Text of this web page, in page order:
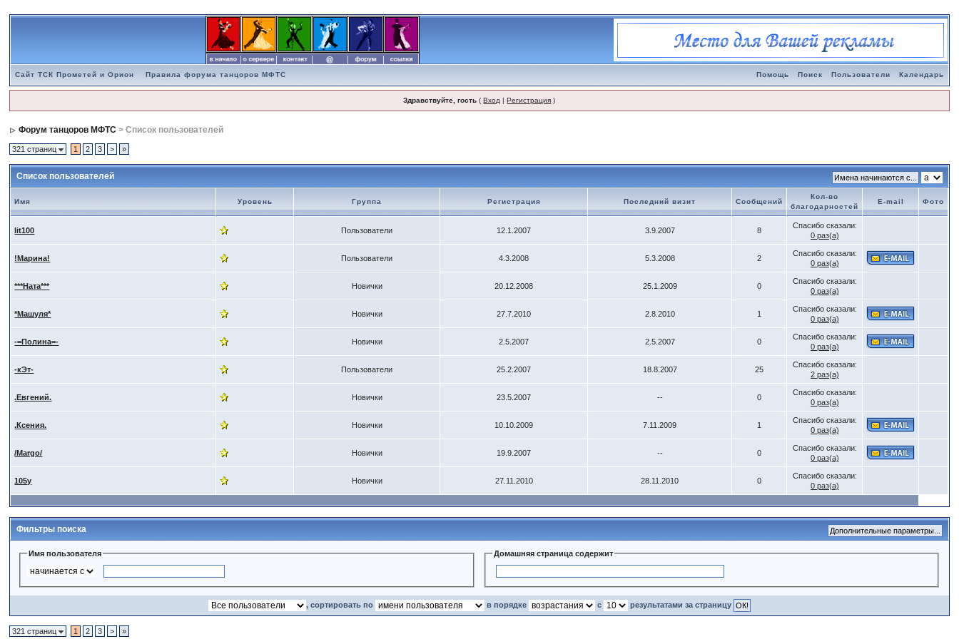
Сайт ТСК Прометей и Орион Правила форума танцоров МФТС Помощь Поиск Пользователи Календарь
Здравствуйте, гость (Вход |Регистрация )
Форум танцоров МФТС > Список пользователей
321 страниц 1 2 3 > »
Список пользователей
Имя Уровень Группа Регистрация Последний визит Сообщений
Кол-во
благодарностей
E-mail Фото
lit100 Пользователи 12.1.2007 3.9.2007 8
Спасибо сказали:
0 раз(а)
!Марина! Пользователи 4.3.2008 5.3.2008 2
Спасибо сказали:
0 раз(а)
***Ната*** Новички 20.12.2008 25.1.2009 0
Спасибо сказали:
0 раз(а)
*Машуля* Новички 27.7.2010 2.8.2010 1
Спасибо сказали:
0 раз(а)
-=Полина=- Новички 2.5.2007 2.5.2007 0
Спасибо сказали:
0 раз(а)
-кЭт- Пользователи 25.2.2007 18.8.2007 25
Спасибо сказали:
2 раз(а)
.Евгений. Новички 23.5.2007 -- 0
Спасибо сказали:
0 раз(а)
.Ксения. Новички 10.10.2009 7.11.2009 1
Спасибо сказали:
0 раз(а)
/Margo/ Новички 19.9.2007 -- 0
Спасибо сказали:
0 раз(а)
105y Новички 27.11.2010 28.11.2010 0
Спасибо сказали:
0 раз(а)
Фильтры поиска
Имя пользователя Домашняя страница содержит
, сортировать по в порядке с результатами за страницу
321 страниц 1 2 3 > »